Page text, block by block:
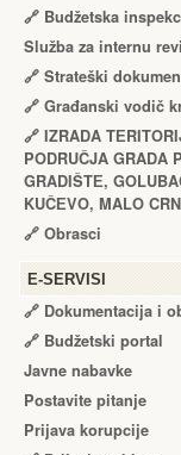
🔗 Budžetska
Služba za internu
🔗 Strateški
🔗 Građanski vodič
🔗 IZRADA
PODRUČJA GRADA
GRADIŠTЕ,
KUČЕVO, MALO
🔗 Obrasci
Е-SERVISI
🔗 Dokumentacija i
🔗 Budžetski portal
Javne nabavke
Postavite pitanje
Prijava korupcije